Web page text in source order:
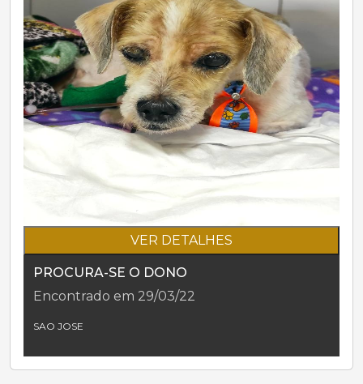
VER DETALHES
PROCURA-SE O DONO
Encontrado em 29/03/22
SAO JOSE